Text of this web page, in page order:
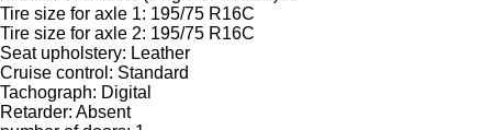
Tire size for axle 1: 195/75 R16C
Tire size for axle 2: 195/75 R16C
Seat upholstery: Leather
Cruise control: Standard
Tachograph: Digital
Retarder: Absent